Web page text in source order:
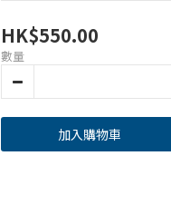
HK$550.00
數量
加入購物車